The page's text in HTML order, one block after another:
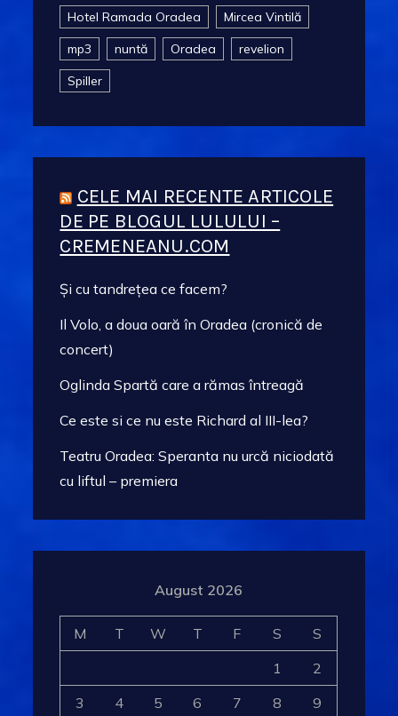
Hotel Ramada Oradea
Mircea Vintilă
mp3
nuntă Oradea
revelion
Spiller
CELE MAI RECENTE ARTICOLE
DE PE BLOGUL LULULUI –
CREMENEANU.COM
Și cu tandrețea ce facem?
Il Volo, a doua oară în Oradea (cronică de
concert)
Oglinda Spartă care a rămas întreagă
Ce este si ce nu este Richard al III-lea?
Teatru Oradea: Speranta nu urcă niciodată
cu liftul – premiera
August 2026
M T W T F S
S
1
2
3
4 5 6 7 8
9